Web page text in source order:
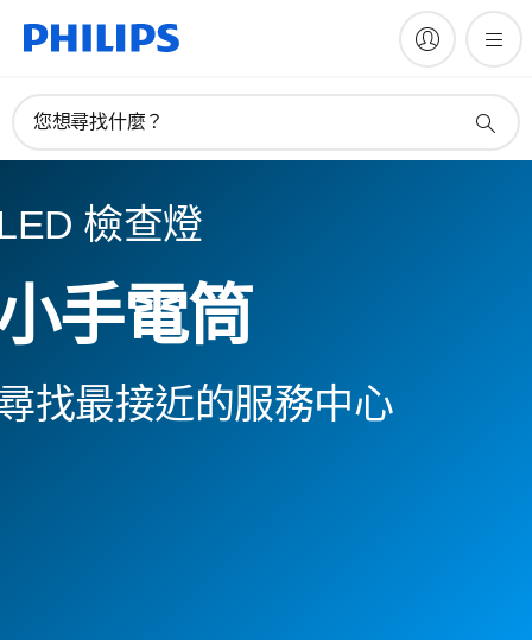
您想尋找什麼？
檢查燈
手電筒
找最接近的服務中心